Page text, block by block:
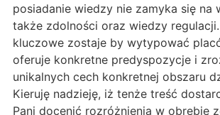
posiadanie wiedzy nie zamyka się na
także zdolności oraz wiedzy
kluczowe zostaje by wytypować
oferuje konkretne predyspozycje i
unikalnych cech konkretnej obszaru
Kieruję nadzieję, iż tenże treść
Pani docenić rozróżnienia w obrębie